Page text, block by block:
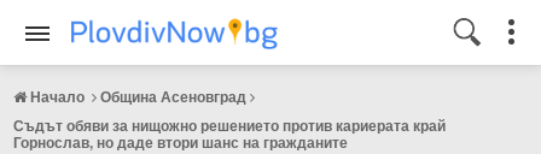
Начало
Община Асеновград
Съдът обяви за нищожно решението против кариерата край
Горнослав, но даде втори шанс на гражданите